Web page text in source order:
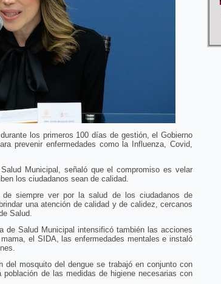
los primeros 100 días de gestión, el Gobierno
prevenir enfermedades como la Influenza, Covid,
Municipal, señaló que el compromiso es velar
los ciudadanos sean de calidad.
siempre ver por la salud de los ciudadanos de
una atención de calidad y de calidez, cercanos
Salud.
de Salud Municipal intensificó también las acciones
el SIDA, las enfermedades mentales e instaló
del mosquito del dengue se trabajó en conjunto con
de las medidas de higiene necesarias con